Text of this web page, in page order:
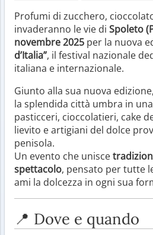
Profumi di zucchero,
invaderanno le vie di Spoleto
novembre 2025 per la nuova
d’Italia”, il festival nazionale
italiana e internazionale.
Giunto alla sua nuova
la splendida città umbra in una
pasticceri, cioccolatieri, cake
lievito e artigiani del dolce
penisola.
Un evento che unisce
spettacolo, pensato per tutte
ami la dolcezza in ogni sua
📍 Dove e quando